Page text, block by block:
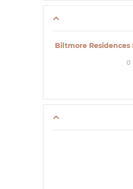
0